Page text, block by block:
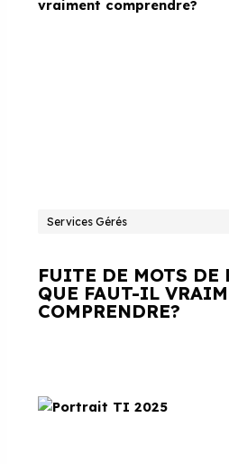
Services Gérés
FUITE DE MOTS DE
QUE FAUT-IL
COMPRENDRE?